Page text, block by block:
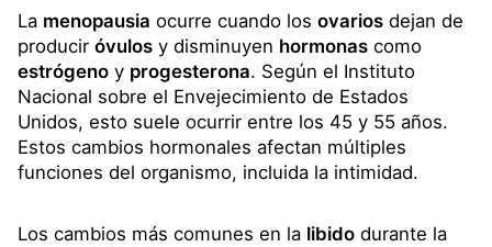
La menopausia ocurre cuando los ovarios dejan de
producir óvulos y disminuyen hormonas como
estrógeno y progesterona. Según el Instituto
Nacional sobre el Envejecimiento de Estados
Unidos, esto suele ocurrir entre los 45 y 55 años.
Estos cambios hormonales afectan múltiples
funciones del organismo, incluida la intimidad.
Los cambios más comunes en la libido durante la